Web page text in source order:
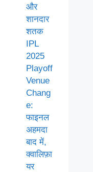
और
शानदार
शतक
IPL
2025
Playoff
Venue
Chang
e:
फाइनल
अहमदा
बाद में,
क्वालिफ़ा
यर